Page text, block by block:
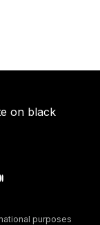
purposes